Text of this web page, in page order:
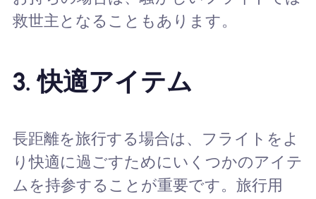
救世主となることもあります。
3.快適アイテム
長距離を旅行する場合は、フライトをよ
り快適に過ごすためにいくつかのアイテ
ムを持参することが重要です。旅行用